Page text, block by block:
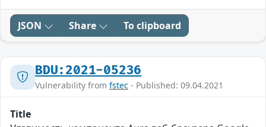
JSON Share To clipboard
BDU:2021-05236
Vulnerability from fstec - Published: 09.04.2021
Title